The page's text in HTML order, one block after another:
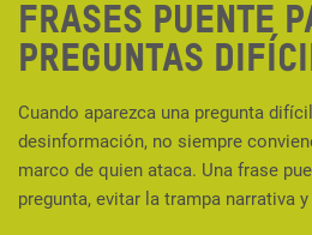
Frases puente
preguntas
Cuando aparezca una pregunta
desinformación, no siempre
marco de quien ataca. Una frase
pregunta, evitar la trampa narrativa